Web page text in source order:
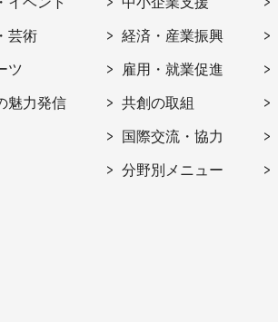
芸術
ツ
魅力発信
経済・産業振興
雇用・就業促進
共創の取組
国際交流・協力
分野別メニュー